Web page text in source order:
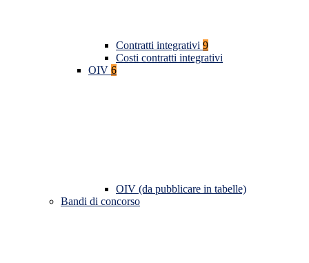
Contratti integrativi 9
Costi contratti integrativi
OIV 6
OIV (da pubblicare in tabelle)
Bandi di concorso